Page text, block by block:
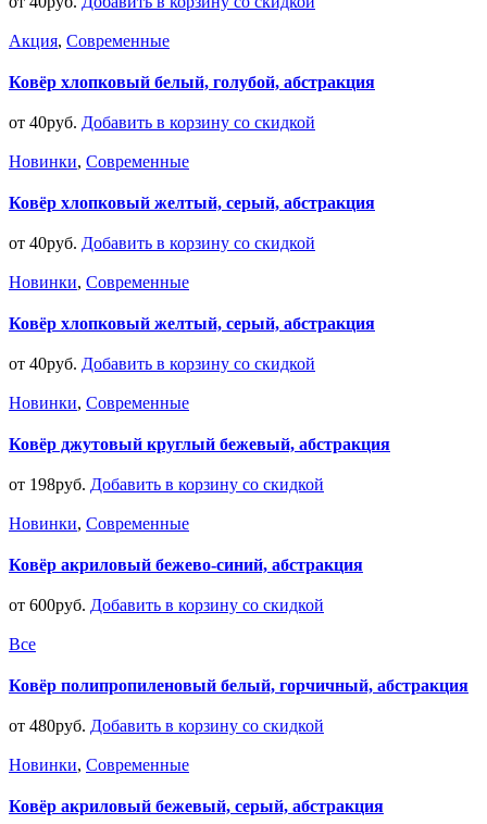
Акция, Современные
Ковёр хлопковый белый, голубой, абстракция
от 40руб. Добавить в корзину со скидкой
Новинки, Современные
Ковёр хлопковый желтый, серый, абстракция
от 40руб. Добавить в корзину со скидкой
Новинки, Современные
Ковёр хлопковый желтый, серый, абстракция
от 40руб. Добавить в корзину со скидкой
Новинки, Современные
Ковёр джутовый круглый бежевый, абстракция
от 198руб. Добавить в корзину со скидкой
Новинки, Современные
Ковёр акриловый бежево-синий, абстракция
от 600руб. Добавить в корзину со скидкой
Все
Ковёр полипропиленовый белый, горчичный, абстракция
от 480руб. Добавить в корзину со скидкой
Новинки, Современные
Ковёр акриловый бежевый, серый, абстракция